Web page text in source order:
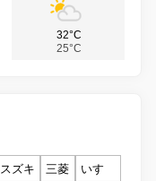
32°C
25°C
スズキ 三菱
いすゞ